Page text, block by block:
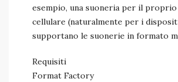
esempio, una suoneria per il
cellulare (naturalmente per i
supportano le suonerie in formato
Requisiti
Format Factory